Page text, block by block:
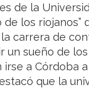
de la
de los riojanos”
carrera de
un sueño de
irse a Córdoba a
que la